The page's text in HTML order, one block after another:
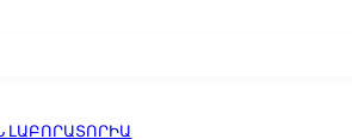
ԼԱԲՈՐԱՏՈՐԻԱ